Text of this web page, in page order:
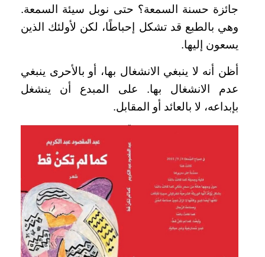
جائزة حسنة السمعة؟ حتى نوبل سيئة السمعة.
وهي بالطبع قد تشكل إحباطًا، لكن لأولئك الذين
يسعون إليها.
أظن أنه لا ينبغي الانشغال بها، أو بالأحرى ينبغي
عدم الانشغال بها. على المبدع أن ينشغل
بإبداعه، لا بالعائد أو المقابل.